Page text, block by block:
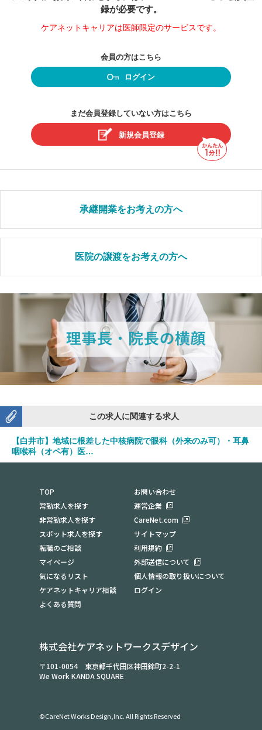
録が必要です。
ケアネットキャリアは医師限定のサービスです。
会員の方はこちら
ログイン
まだ会員登録していない方はこちら
新規会員登録
承継開業をお考えの方へ
医院の譲渡をお考えの方へ
この求人に関連する求人
【白井市】地域に根差した中核病院で眼科（外来のみ可）・耳鼻
咽喉科（オペ有）医…
TOP
常勤求人を探す
非常勤求人を探す
スポット求人を探す
転職のご相談
マイページ
気になるリスト
ケアネットキャリア相談
よくある質問
お問い合わせ
運営企業
CareNet.com
サイトマップ
利用規約
外部送信について
個人情報の取り扱いについて
ログイン
株式会社ケアネットワークスデザイン
〒101-0054 東京都千代田区神田錦町2-2-1
We Work KANDA SQUARE
©CareNet Works Design,Inc. All Rights Reserved